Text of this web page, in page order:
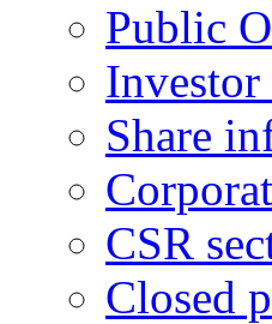
Public
Investor
Share
CSR
Closed